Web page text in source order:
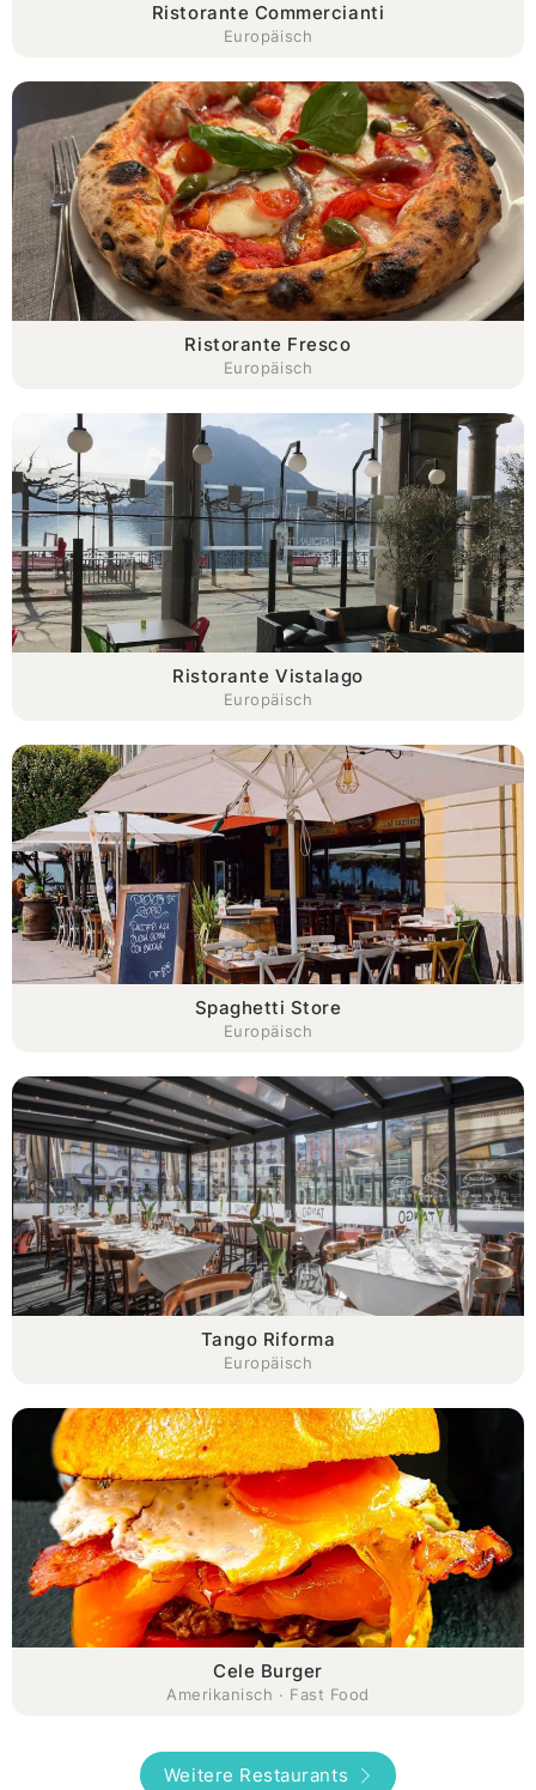
Ristorante Commercianti
Europäisch
Ristorante Fresco
Europäisch
Ristorante Vistalago
Europäisch
Spaghetti Store
Europäisch
Tango Riforma
Europäisch
Cele Burger
Amerikanisch · Fast Food
Weitere Restaurants